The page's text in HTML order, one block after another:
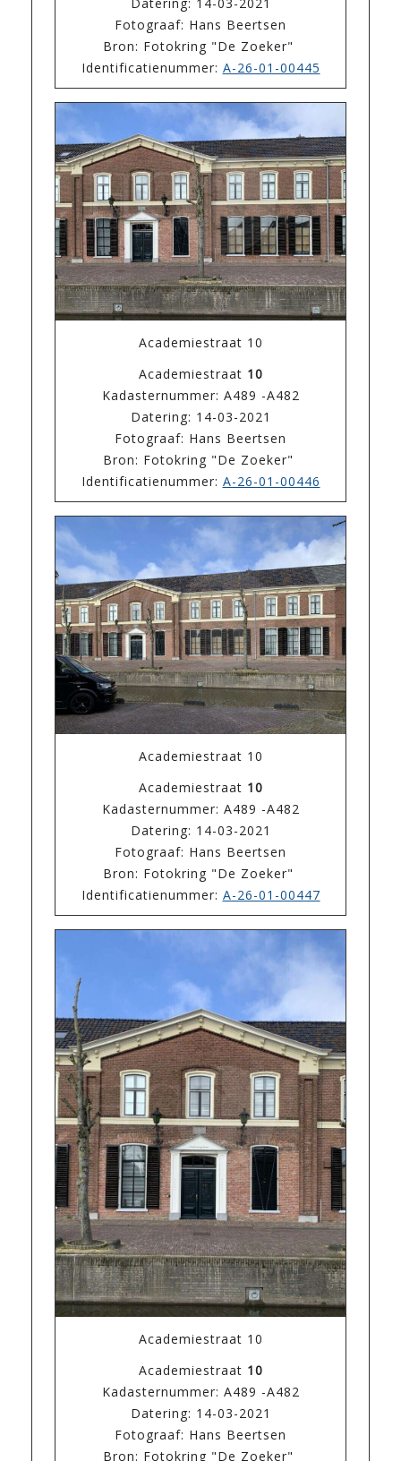
Datering: 14-03-2021
Fotograaf: Hans Beertsen
Bron: Fotokring "De Zoeker"
Identificatienummer: A-26-01-00445
Academiestraat 10
Academiestraat 10
Kadasternummer: A489 -A482
Datering: 14-03-2021
Fotograaf: Hans Beertsen
Bron: Fotokring "De Zoeker"
Identificatienummer: A-26-01-00446
Academiestraat 10
Academiestraat 10
Kadasternummer: A489 -A482
Datering: 14-03-2021
Fotograaf: Hans Beertsen
Bron: Fotokring "De Zoeker"
Identificatienummer: A-26-01-00447
Academiestraat 10
Academiestraat 10
Kadasternummer: A489 -A482
Datering: 14-03-2021
Fotograaf: Hans Beertsen
Bron: Fotokring "De Zoeker"